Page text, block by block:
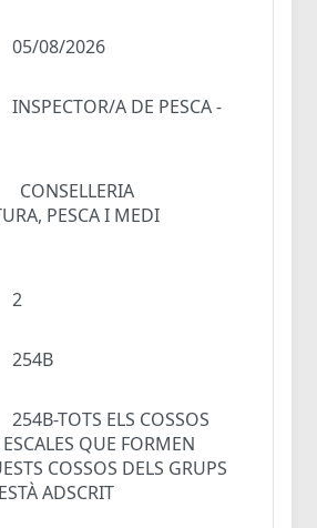
05/08/2026
INSPECTOR/A DE PESCA -
CONSELLERIA
PESCA I MEDI
2
254B
254B-TOTS ELS COSSOS
QUE FORMEN
COSSOS DELS GRUPS
ADSCRIT